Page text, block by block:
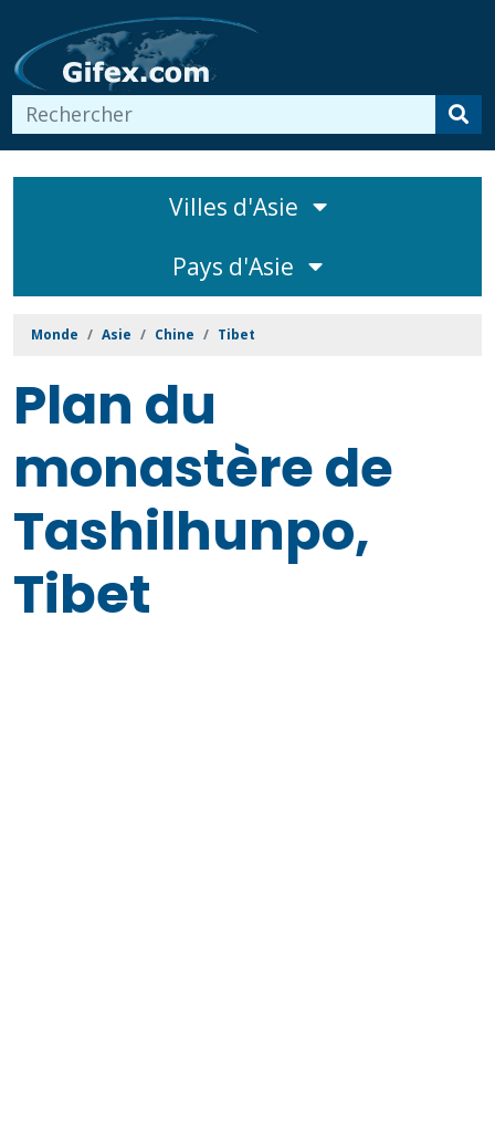
Villes d'Asie
Pays d'Asie
Monde Asie Chine Tibet
Plan du
monastère de
Tashilhunpo,
Tibet